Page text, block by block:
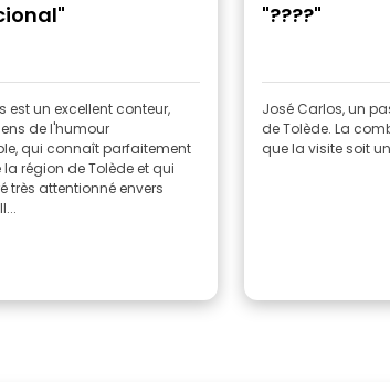
est un excellent conteur,
de l'humour
qui connaît parfaitement
la région de Tolède et qui
très attentionné envers
"????"
José Carlos, un
de Tolède. La